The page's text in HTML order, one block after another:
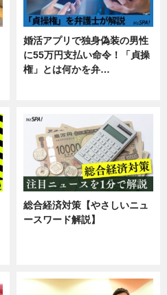
婚活アプリで独身偽装の男性
に55万円支払い命令！「貞操
権」とは何かを弁…
総合経済対策【やさしいニュ
ースワード解説】